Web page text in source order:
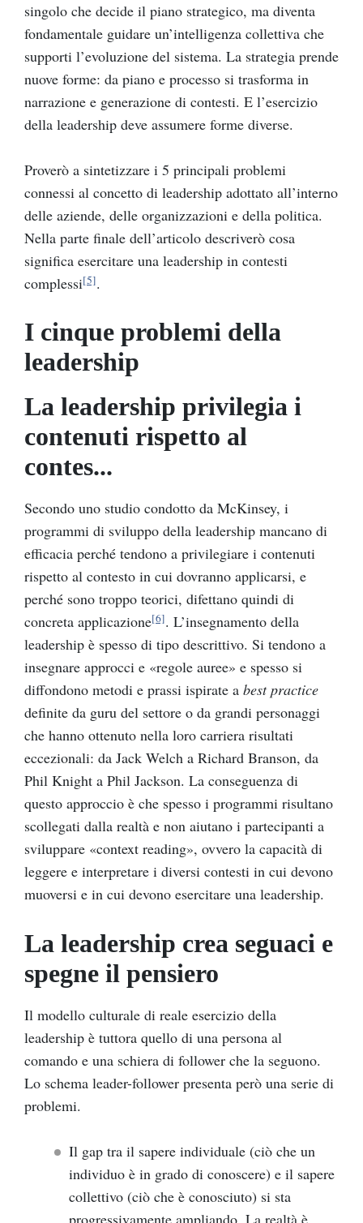
singolo che decide il piano strategico, ma diventa
fondamentale guidare un’intelligenza collettiva che
supporti l’evoluzione del sistema. La strategia prende
nuove forme: da piano e processo si trasforma in
narrazione e generazione di contesti. E l’esercizio
della leadership deve assumere forme diverse.
Proverò a sintetizzare i 5 principali problemi
connessi al concetto di leadership adottato all’interno
delle aziende, delle organizzazioni e della politica.
Nella parte finale dell’articolo descriverò cosa
significa esercitare una leadership in contesti
complessi[5].
I cinque problemi della
leadership
La leadership privilegia i
contenuti rispetto al
contes...
Secondo uno studio condotto da McKinsey, i
programmi di sviluppo della leadership mancano di
efficacia perché tendono a privilegiare i contenuti
rispetto al contesto in cui dovranno applicarsi, e
perché sono troppo teorici, difettano quindi di
concreta applicazione[6]. L’insegnamento della
leadership è spesso di tipo descrittivo. Si tendono a
insegnare approcci e «regole auree» e spesso si
diffondono metodi e prassi ispirate a best practice
definite da guru del settore o da grandi personaggi
che hanno ottenuto nella loro carriera risultati
eccezionali: da Jack Welch a Richard Branson, da
Phil Knight a Phil Jackson. La conseguenza di
questo approccio è che spesso i programmi risultano
scollegati dalla realtà e non aiutano i partecipanti a
sviluppare «context reading», ovvero la capacità di
leggere e interpretare i diversi contesti in cui devono
muoversi e in cui devono esercitare una leadership.
La leadership crea seguaci e
spegne il pensiero
Il modello culturale di reale esercizio della
leadership è tuttora quello di una persona al
comando e una schiera di follower che la seguono.
Lo schema leader-follower presenta però una serie di
problemi.
Il gap tra il sapere individuale (ciò che un
individuo è in grado di conoscere) e il sapere
collettivo (ciò che è conosciuto) si sta
progressivamente ampliando. La realtà è